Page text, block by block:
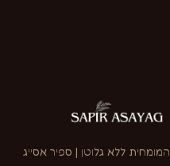
המומחית ללא גלוטן | ספיר אסייג